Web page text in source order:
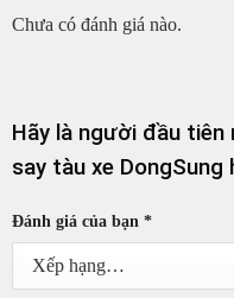
Chưa có đánh giá nào.
Hãy là người đầu tiên
say tàu xe DongSung
Đánh giá của bạn *